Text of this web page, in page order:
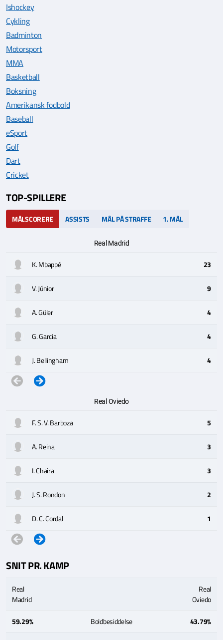
Ishockey
Cykling
Badminton
Motorsport
MMA
Basketball
Boksning
Amerikansk fodbold
Baseball
eSport
Golf
Dart
Cricket
TOP-SPILLERE
MÅLSCORERE ASSISTS MÅL PÅ STRAFFE 1. MÅL
Real Madrid
K. Mbappé 23
V. Júnior 9
A. Güler 4
G. Garcia 4
J. Bellingham 4
Real Oviedo
F. S. V. Barboza 5
A. Reina 3
I. Chaira 3
J. S. Rondon 2
D. C. Cordal 1
SNIT PR. KAMP
Real
Madrid
Real
Oviedo
59.29% Boldbesiddelse 43.79%